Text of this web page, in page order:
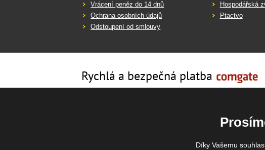
Vrácení peněz do 14 dnů
Ochrana osobních údajů
Odstoupení od smlouvy
Hospodářská
Ptactvo
Rychlá a bezpečná platba
Díky Vašemu